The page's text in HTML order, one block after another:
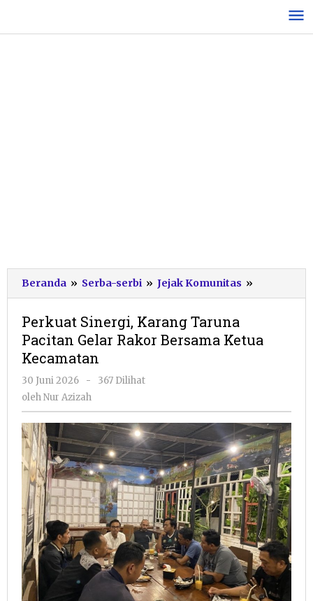
konten
Beranda » Serba-serbi » Jejak Komunitas »
Sinergi,
Pacitan
Perkuat Sinergi, Karang Taruna
Pacitan Gelar Rakor Bersama Ketua
Kecamatan
30 Juni 2026
oleh
Nur
-
367 Dilihat
olehNur Azizah